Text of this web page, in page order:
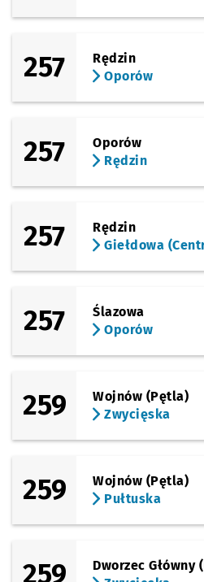
257
Rędzin
Oporów
257
Oporów
Rędzin
257
Rędzin
Giełdowa
257
Ślazowa
Oporów
259
Wojnów (Pętla)
Zwycięska
259
Wojnów (Pętla)
Pułtuska
259
Dworzec Główny